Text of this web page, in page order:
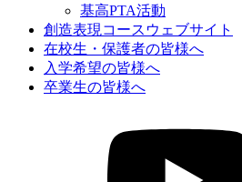
基高PTA活動
創造表現コースウェブサイト
在校生・保護者の皆様へ
入学希望の皆様へ
卒業生の皆様へ